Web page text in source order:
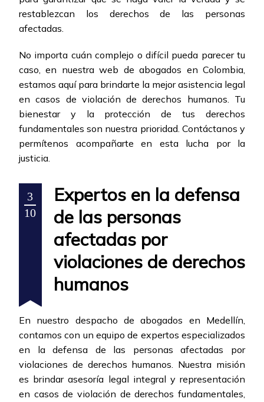
restablezcan los derechos de las personas
afectadas.
No importa cuán complejo o difícil pueda parecer tu
caso, en nuestra web de abogados en Colombia,
estamos aquí para brindarte la mejor asistencia legal
en casos de violación de derechos humanos. Tu
bienestar y la protección de tus derechos
fundamentales son nuestra prioridad. Contáctanos y
permítenos acompañarte en esta lucha por la
justicia.
3
10
Expertos en la defensa
de las personas
afectadas por
violaciones de derechos
humanos
En nuestro despacho de abogados en Medellín,
contamos con un equipo de expertos especializados
en la defensa de las personas afectadas por
violaciones de derechos humanos. Nuestra misión
es brindar asesoría legal integral y representación
en casos de violación de derechos fundamentales,